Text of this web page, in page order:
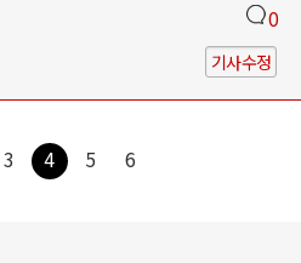
0
기사수정
3 4 5 6